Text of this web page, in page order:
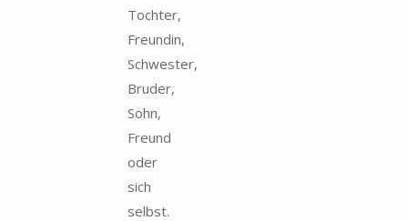
Tochter,
Freundin,
Schwester,
Bruder,
Sohn,
Freund
oder
sich
selbst.